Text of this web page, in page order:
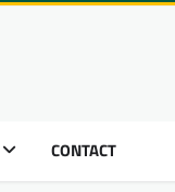
CONTACT